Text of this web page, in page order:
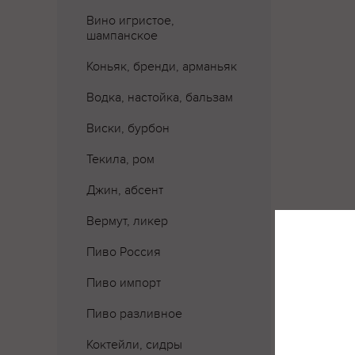
Вино игристое,
шампанское
Коньяк, бренди, арманьяк
Водка, настойка, бальзам
Виски, бурбон
Текила, ром
Джин, абсент
Вермут, ликер
Пиво Россия
Пиво импорт
Пиво разливное
Коктейли, сидры